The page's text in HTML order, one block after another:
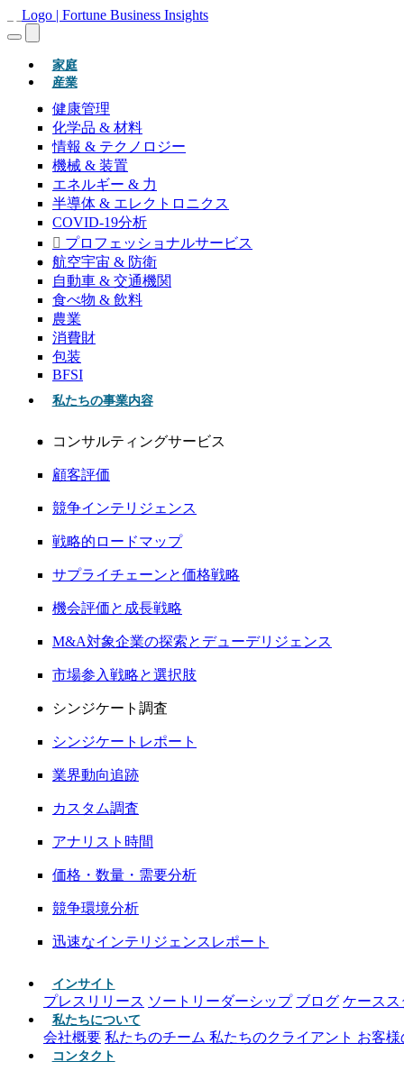
家庭(現在)
産業
健康管理
化学品 & 材料
情報 & テクノロジー
機械 & 装置
エネルギー & 力
半導体 & エレクトロニクス
COVID-19分析
プロフェッショナルサービス
航空宇宙 & 防衛
自動車 & 交通機関
食べ物 & 飲料
農業
消費財
包装
BFSI
私たちの事業内容
コンサルティングサービス
顧客評価
競争インテリジェンス
戦略的ロードマップ
サプライチェーンと価格戦略
機会評価と成長戦略
M&A対象企業の探索とデューデリジェンス
市場参入戦略と選択肢
シンジケート調査
シンジケートレポート
業界動向追跡
カスタム調査
アナリスト時間
価格・数量・需要分析
競争環境分析
迅速なインテリジェンスレポート
インサイト
プレスリリース ソートリーダーシップ ブログ ケースス
私たちについて
会社概要 私たちのチーム 私たちのクライアント お客
コンタクト